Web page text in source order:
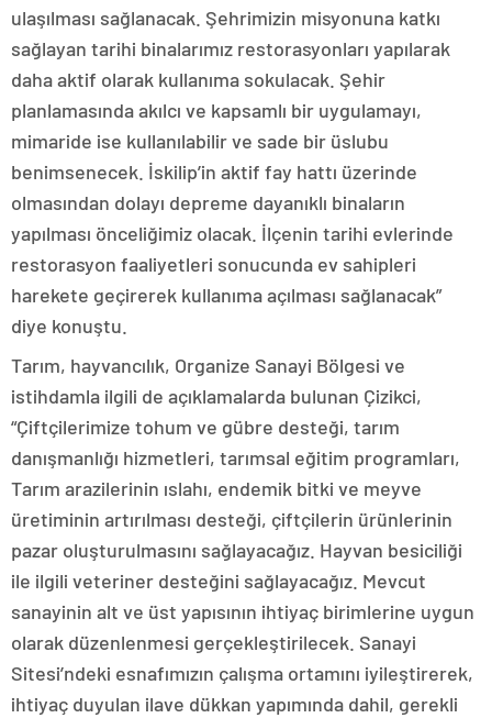
ulaşılması sağlanacak. Şehrimizin misyonuna katkı
sağlayan tarihi binalarımız restorasyonları yapılarak
daha aktif olarak kullanıma sokulacak. Şehir
planlamasında akılcı ve kapsamlı bir uygulamayı,
mimaride ise kullanılabilir ve sade bir üslubu
benimsenecek. İskilip’in aktif fay hattı üzerinde
olmasından dolayı depreme dayanıklı binaların
yapılması önceliğimiz olacak. İlçenin tarihi evlerinde
restorasyon faaliyetleri sonucunda ev sahipleri
harekete geçirerek kullanıma açılması sağlanacak”
diye konuştu.
Tarım, hayvancılık, Organize Sanayi Bölgesi ve
istihdamla ilgili de açıklamalarda bulunan Çizikci,
“Çiftçilerimize tohum ve gübre desteği, tarım
danışmanlığı hizmetleri, tarımsal eğitim programları,
Tarım arazilerinin ıslahı, endemik bitki ve meyve
üretiminin artırılması desteği, çiftçilerin ürünlerinin
pazar oluşturulmasını sağlayacağız. Hayvan besiciliği
ile ilgili veteriner desteğini sağlayacağız. Mevcut
sanayinin alt ve üst yapısının ihtiyaç birimlerine uygun
olarak düzenlenmesi gerçekleştirilecek. Sanayi
Sitesi’ndeki esnafımızın çalışma ortamını iyileştirerek,
ihtiyaç duyulan ilave dükkan yapımında dahil, gerekli